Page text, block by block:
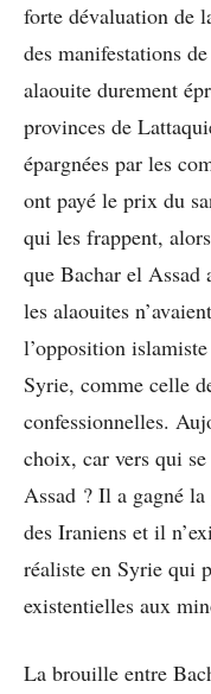
forte dévaluation de
des manifestations
alaouite durement
provinces de
épargnées par les
ont payé le prix du
qui les frappent,
que Bachar el Assad
les alaouites
l’opposition
Syrie, comme celle
confessionnelles.
choix, car vers qui
Assad ? Il a gagné la
des Iraniens et il
réaliste en Syrie qui
existentielles aux
La brouille entre